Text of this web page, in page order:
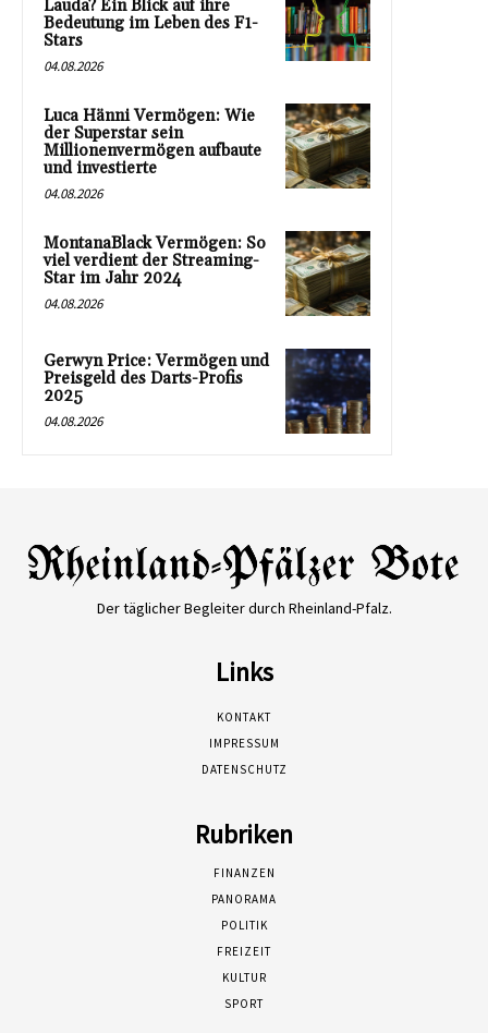
Lauda? Ein Blick auf ihre
Bedeutung im Leben des F1-
Stars
04.08.2026
Luca Hänni Vermögen: Wie
der Superstar sein
Millionenvermögen aufbaute
und investierte
04.08.2026
MontanaBlack Vermögen: So
viel verdient der Streaming-
Star im Jahr 2024
04.08.2026
Gerwyn Price: Vermögen und
Preisgeld des Darts-Profis
2025
04.08.2026
Der täglicher Begleiter durch Rheinland-Pfalz.
Links
KONTAKT
IMPRESSUM
DATENSCHUTZ
Rubriken
FINANZEN
PANORAMA
POLITIK
FREIZEIT
KULTUR
SPORT